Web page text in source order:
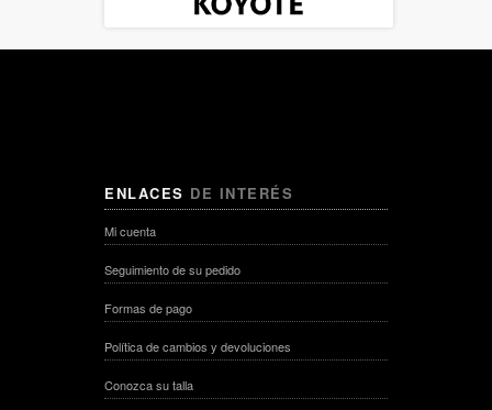
ENLACES DE INTERÉS
Mi cuenta
Seguimiento de su pedido
Formas de pago
Política de cambios y devoluciones
Conozca su talla